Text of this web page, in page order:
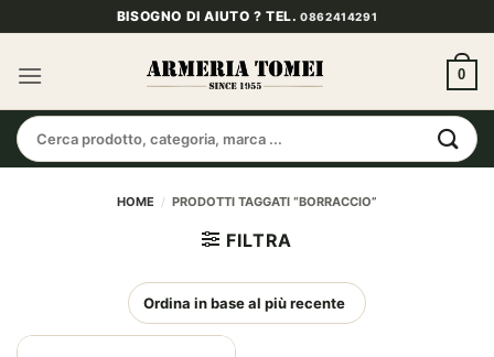
ai
contenuti
BISOGNO DI AIUTO ? TEL.0862414291
0
Cerca:
HOME / PRODOTTI TAGGATI “BORRACCIO”
FILTRA